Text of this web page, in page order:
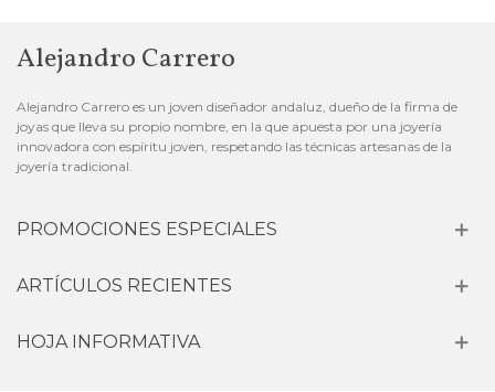
Alejandro Carrero
Alejandro Carrero es un joven diseñador andaluz, dueño de la firma de
joyas que lleva su propio nombre, en la que apuesta por una joyería
innovadora con espíritu joven, respetando las técnicas artesanas de la
joyería tradicional.
PROMOCIONES ESPECIALES
ARTÍCULOS RECIENTES
HOJA INFORMATIVA